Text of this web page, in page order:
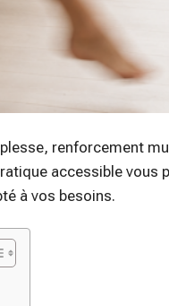
renforcement
accessible
à vos besoins.